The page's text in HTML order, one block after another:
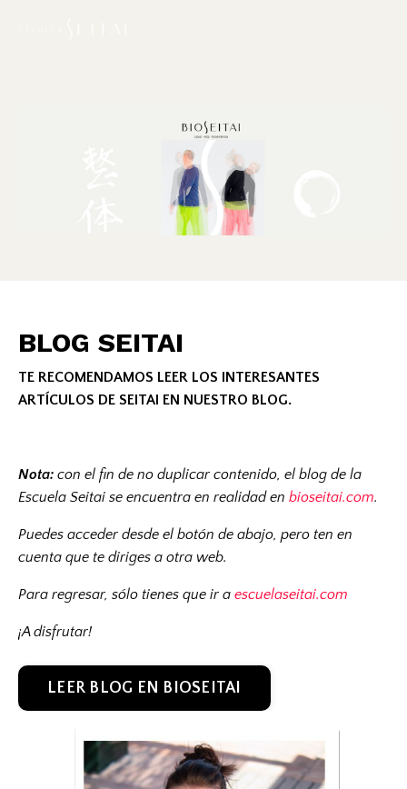
BLOG SEITAI
TE RECOMENDAMOS LEER LOS INTERESANTES
ARTÍCULOS DE SEITAI EN NUESTRO BLOG.
Nota: con el fin de no duplicar contenido, el blog de la
Escuela Seitai se encuentra en realidad en bioseitai.com.
Puedes acceder desde el botón de abajo, pero ten en
cuenta que te diriges a otra web.
Para regresar, sólo tienes que ir a escuelaseitai.com
¡A disfrutar!
LEER BLOG EN BIOSEITAI